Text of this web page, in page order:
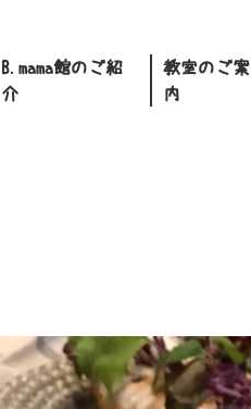
B.mama館のご紹
介
教室のご案
内